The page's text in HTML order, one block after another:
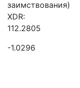
заимствования)
XDR:
112.2805
-1.0296